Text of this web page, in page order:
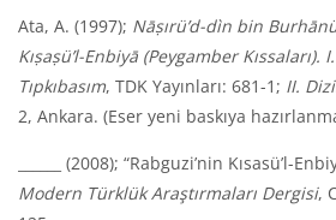
Ata, A. (1997); Nāṣırü’d-dìn bin
Kıṣaṣü’l-Enbiyā (Peygamber Kıssaları).
Tıpkıbasım, TDK Yayınları: 681-1; II.
2, Ankara. (Eser yeni baskıya
______ (2008); “Rabguzi’nin Kısasü’l-
Modern Türklük Araştırmaları Dergisi,